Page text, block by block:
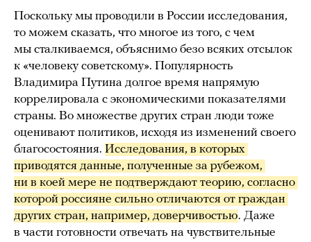
Поскольку мы проводили в России исследования,
то можем сказать, что многое из того, с чем
мы сталкиваемся, объяснимо безо всяких отсылок
к «человеку советскому». Популярность
Владимира Путина долгое время напрямую
коррелировала с экономическими показателями
страны. Во множестве других стран люди тоже
оценивают политиков, исходя из изменений своего
благосостояния. Исследования, в которых
приводятся данные, полученные за рубежом,
ни в коей мере не подтверждают теорию, согласно
которой россияне сильно отличаются от граждан
других стран, например, доверчивостью. Даже
в части готовности отвечать на чувствительные